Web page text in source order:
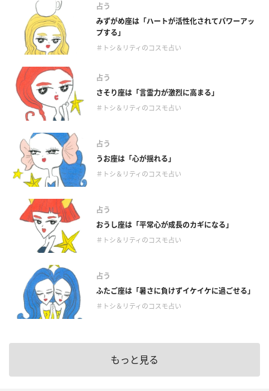
占う
みずがめ座は「ハートが活性化されてパワーアッ
プする」
＃トシ＆リティのコスモ占い
占う
さそり座は「言霊力が激烈に高まる」
＃トシ＆リティのコスモ占い
占う
うお座は「心が揺れる」
＃トシ＆リティのコスモ占い
占う
おうし座は「平常心が成長のカギになる」
＃トシ＆リティのコスモ占い
占う
ふたご座は「暑さに負けずイケイケに過ごせる」
＃トシ＆リティのコスモ占い
もっと見る